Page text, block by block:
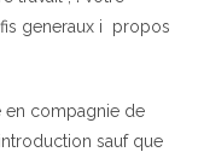
generaux i propos
en compagnie de
sauf que